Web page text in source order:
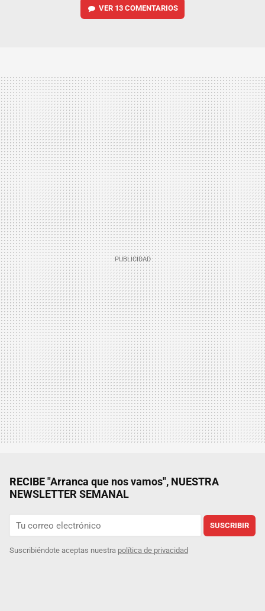
VER 13 COMENTARIOS
RECIBE "Arranca que nos vamos", NUESTRA
NEWSLETTER SEMANAL
SUSCRIBIR
Suscribiéndote aceptas nuestra política de privacidad